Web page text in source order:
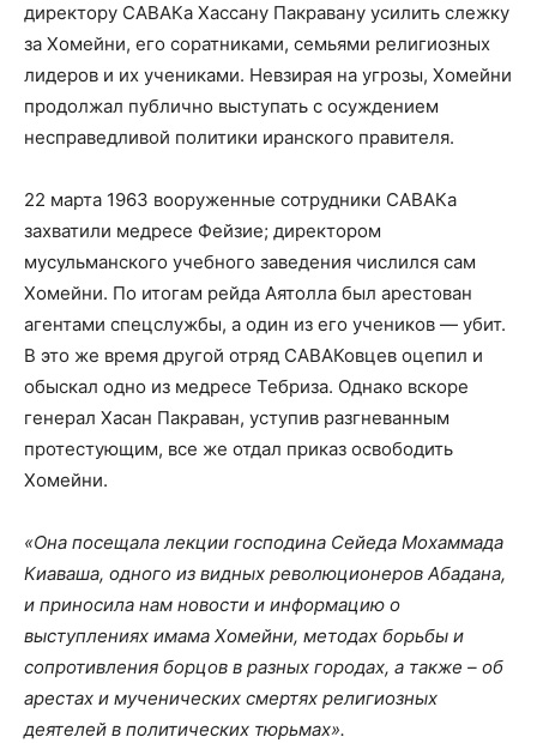
директору САВАКа Хассану Пакравану усилить слежку
за Хомейни, его соратниками, семьями религиозных
лидеров и их учениками. Невзирая на угрозы, Хомейни
продолжал публично выступать с осуждением
несправедливой политики иранского правителя.
22 марта 1963 вооруженные сотрудники САВАКа
захватили медресе Фейзие; директором
мусульманского учебного заведения числился сам
Хомейни. По итогам рейда Аятолла был арестован
агентами спецслужбы, а один из его учеников — убит.
В это же время другой отряд САВАКовцев оцепил и
обыскал одно из медресе Тебриза. Однако вскоре
генерал Хасан Пакраван, уступив разгневанным
протестующим, все же отдал приказ освободить
Хомейни.
«Она посещала лекции господина Сейеда Мохаммада
Киаваша, одного из видных революционеров Абадана,
и приносила нам новости и информацию о
выступлениях имама Хомейни, методах борьбы и
сопротивления борцов в разных городах, а также – об
арестах и мученических смертях религиозных
деятелей в политических тюрьмах».